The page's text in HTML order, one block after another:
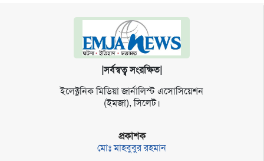
|সর্বস্বত্ব সংরক্ষিত|
ইলেক্ট্র‌নিক মি‌ডিয়া জার্না‌লিস্ট এসো‌সি‌য়েশন
(ইমজা), সি‌লেট।
প্রকাশক
মোঃ মাহবুবুর রহমান